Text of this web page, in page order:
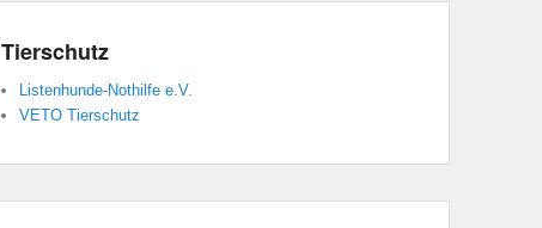
Tierschutz
Listenhunde-Nothilfe e.V.
VETO Tierschutz